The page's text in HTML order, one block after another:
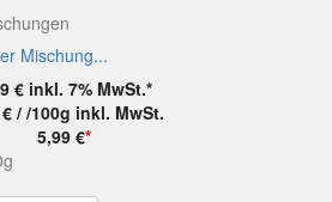
Mischung...
€ inkl. 7% MwSt.*
/ /100g inkl. MwSt.
5,99 €*